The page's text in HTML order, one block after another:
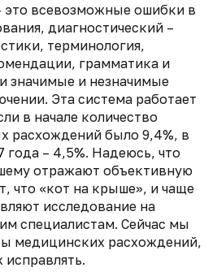
это всевозможные ошибки в
диагностический –
терминология,
грамматика и
значимые и незначимые
Эта система работает
в начале количество
расхождений было 9,4%, в
года – 4,5%. Надеюсь, что
отражают объективную
что «кот на крыше», и чаще
исследование на
специалистам. Сейчас мы
медицинских расхождений,
исправлять.